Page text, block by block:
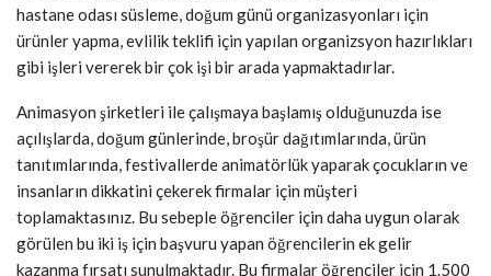
hastane odası süsleme, doğum günü organizasyonları için
ürünler yapma, evlilik teklifi için yapılan organizsyon hazırlıkları
gibi işleri vererek bir çok işi bir arada yapmaktadırlar.
Animasyon şirketleri ile çalışmaya başlamış olduğunuzda ise
açılışlarda, doğum günlerinde, broşür dağıtımlarında, ürün
tanıtımlarında, festivallerde animatörlük yaparak çocukların ve
insanların dikkatini çekerek firmalar için müşteri
toplamaktasınız. Bu sebeple öğrenciler için daha uygun olarak
görülen bu iki iş için başvuru yapan öğrencilerin ek gelir
kazanma fırsatı sunulmaktadır. Bu firmalar öğrenciler için 1.500